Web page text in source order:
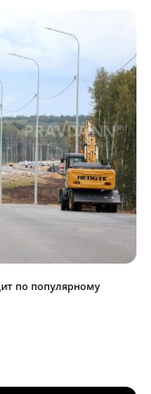
по популярному